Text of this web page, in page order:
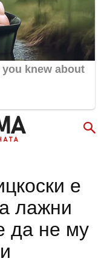
е
лажни
да не му